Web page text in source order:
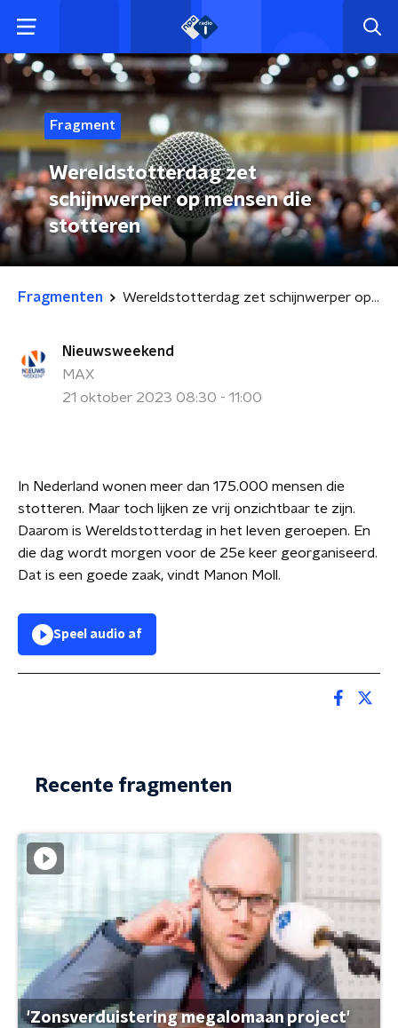
Fragment
Wereldstotterdag zet
schijnwerper op mensen die
stotteren
Fragmenten Wereldstotterdag zet schijnwerper op mensen die stotteren
Nieuwsweekend
MAX
21 oktober 2023 08:30 - 11:00
In Nederland wonen meer dan 175.000 mensen die
stotteren. Maar toch lijken ze vrij onzichtbaar te zijn.
Daarom is Wereldstotterdag in het leven geroepen. En
die dag wordt morgen voor de 25e keer georganiseerd.
Dat is een goede zaak, vindt Manon Moll.
Speel audio af
Recente fragmenten
'Zonsverduistering megalomaan project'